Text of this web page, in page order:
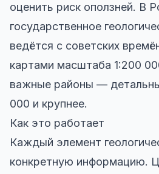
оценить риск оползней. В
государственное
ведётся с советских
картами масштаба 1:200
важные районы —
000 и крупнее.
Как это работает
Каждый элемент
конкретную информацию.